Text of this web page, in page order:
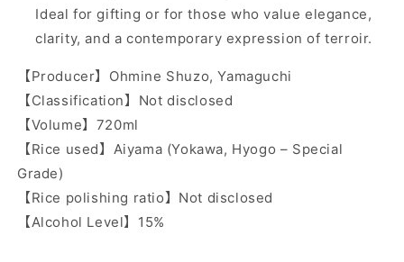
Ideal for gifting or for those who value elegance,
clarity, and a contemporary expression of terroir.
【Producer】Ohmine Shuzo, Yamaguchi
【Classification】Not disclosed
【Volume】720ml
【Rice used】Aiyama (Yokawa, Hyogo – Special
Grade)
【Rice polishing ratio】Not disclosed
【Alcohol Level】15%